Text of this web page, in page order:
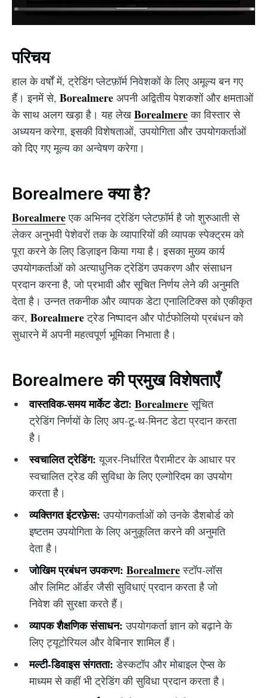
परिचय
हाल के वर्षों में, ट्रेडिंग प्लेटफ़ॉर्म निवेशकों के लिए अमूल्य बन गए
हैं। इनमें से, Borealmere अपनी अद्वितीय पेशकशों और क्षमताओं
के साथ अलग खड़ा है। यह लेखBorealmereका विस्तार से
अध्ययन करेगा, इसकी विशेषताओं, उपयोगिता और उपयोगकर्ताओं
को दिए गए मूल्य का अन्वेषण करेगा।
Borealmere क्या है?
Borealmereएक अभिनव ट्रेडिंग प्लेटफ़ॉर्म है जो शुरुआती से
लेकर अनुभवी पेशेवरों तक के व्यापारियों की व्यापक स्पेक्ट्रम को
पूरा करने के लिए डिज़ाइन किया गया है। इसका मुख्य कार्य
उपयोगकर्ताओं को अत्याधुनिक ट्रेडिंग उपकरण और संसाधन
प्रदान करना है, जो प्रभावी और सूचित निर्णय लेने की अनुमति
देता है। उन्नत तकनीक और व्यापक डेटा एनालिटिक्स को एकीकृत
कर, Borealmereट्रेड निष्पादन और पोर्टफोलियो प्रबंधन को
सुधारने में अपनी महत्वपूर्ण भूमिका निभाता है।
Borealmere की प्रमुख विशेषताएँ
वास्तविक-समय मार्केट डेटा: Borealmereसूचित
ट्रेडिंग निर्णयों के लिए अप-टू-थ-मिनट डेटा प्रदान करता
है।
स्वचालित ट्रेडिंग: यूजर-निर्धारित पैरामीटर के आधार पर
स्वचालित ट्रेड की सुविधा के लिए एल्गोरिदम का उपयोग
करता है।
व्यक्तिगत इंटरफ़ेस: उपयोगकर्ताओं को उनके डैशबोर्ड को
इष्टतम उपयोगिता के लिए अनुकूलित करने की अनुमति
देता है।
जोखिम प्रबंधन उपकरण: Borealmereस्टॉप-लॉस
और लिमिट ऑर्डर जैसी सुविधाएं प्रदान करता है जो
निवेश की सुरक्षा करते हैं।
व्यापक शैक्षणिक संसाधन: उपयोगकर्ता ज्ञान को बढ़ाने के
लिए ट्यूटोरियल और वेबिनार शामिल हैं।
मल्टी-डिवाइस संगतता: डेस्कटॉप और मोबाइल ऐप्स के
माध्यम से कहीं भी ट्रेडिंग की सुविधा प्रदान करता है।